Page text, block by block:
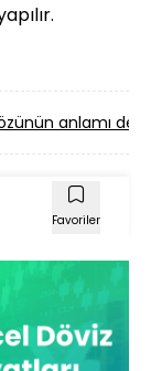
anlamı
Favoriler